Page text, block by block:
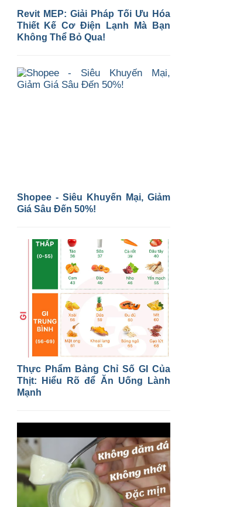
Revit MEP: Giải Pháp Tối Ưu Hóa
Thiết Kế Cơ Điện Lạnh Mà Bạn
Không Thể Bỏ Qua!
Shopee - Siêu Khuyến Mại, Giảm
Giá Sâu Đến 50%!
Thực Phẩm Bảng Chỉ Số GI Của
Thịt: Hiểu Rõ để Ăn Uống Lành
Mạnh